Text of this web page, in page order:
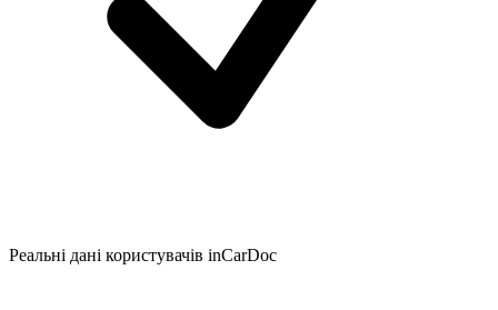
Реальні дані користувачів inCarDoc